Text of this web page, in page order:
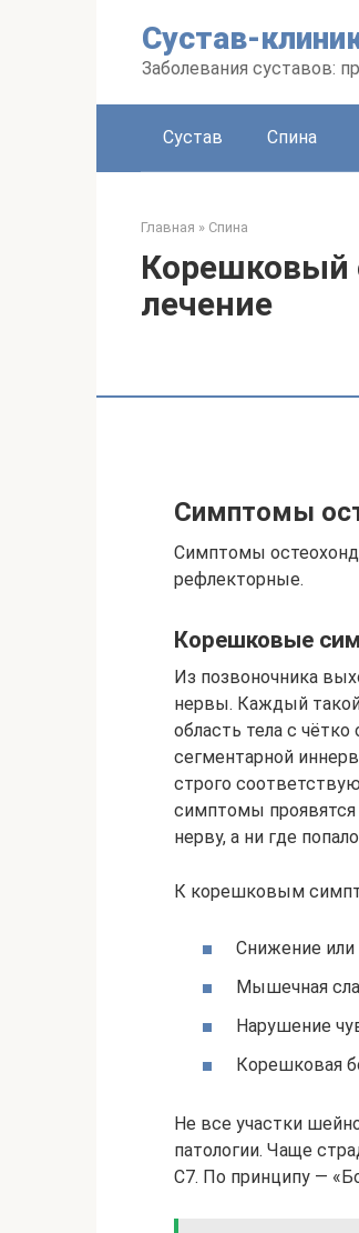
Сустав-
Заболевания суставов:
Сустав Спина
Главная » Спина
Корешковый
лечение
Симптомы
Симптомы
рефлекторные.
Корешковые
Из позвоночника
нервы. Каждый
область тела с
сегментарной
строго
симптомы
нерву, а ни где
К корешковым
Снижение
Мышечная
Нарушение
Корешковая
Не все участки
патологии. Чаще
C7. По принципу —